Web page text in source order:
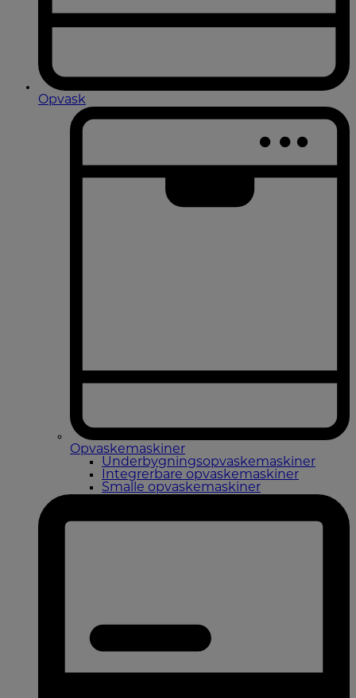
Opvask
Opvaskemaskiner
Underbygningsopvaskemaskiner
Integrerbare opvaskemaskiner
Smalle opvaskemaskiner